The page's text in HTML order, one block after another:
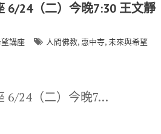
6/24（二）今晚7:30 王文靜
講座 人間佛教, 惠中寺,未來與希望
6/24（二）今晚7…